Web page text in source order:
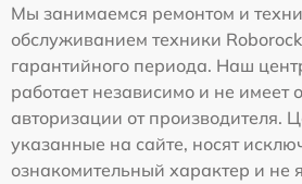
Мы занимаемся ремонтом и
обслуживанием техники
гарантийного периода. Наш
работает независимо и не имеет
авторизации от производителя.
указанные на сайте, носят
ознакомительный характер и не